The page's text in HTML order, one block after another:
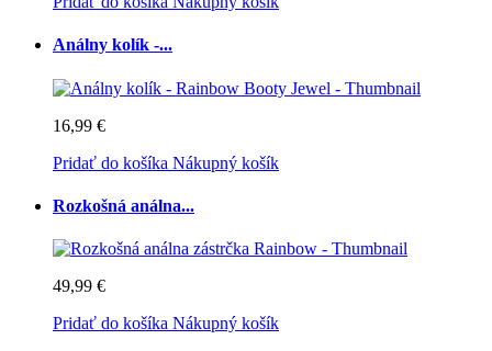
Análny kolík -...
16,99 €
Pridať do košíka Nákupný košík
Rozkošná análna...
49,99 €
Pridať do košíka Nákupný košík